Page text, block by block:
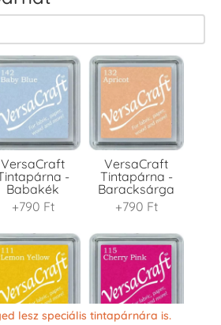
VersaCraft
-
Babakék
+790 Ft
VersaCraft
Tintapárna -
Baracksárga
+790 Ft
lesz speciális tintapárnára is.